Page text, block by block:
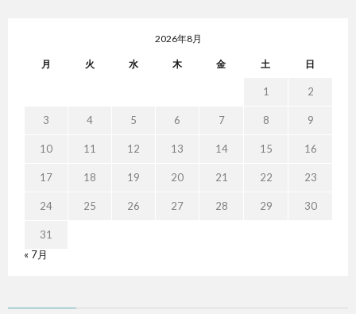
2026年8月
月 火 水 木 金 土 日
1 2
3 4 5 6 7 8 9
10 11 12 13 14 15 16
17 18 19 20 21 22 23
24 25 26 27 28 29 30
31
« 7月